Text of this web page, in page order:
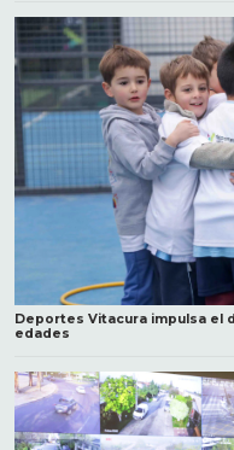
Deportes Vitacura impulsa el
edades